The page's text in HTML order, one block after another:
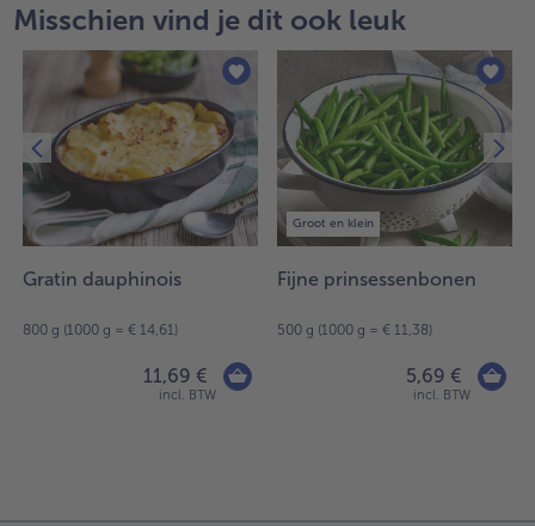
Misschien vind je dit ook leuk
Gratin dauphinois
800 g (1000 g = € 14,61)
11,69 €
incl. BTW
Groot en klein
Fijne prinsessenbonen
500 g (1000 g = € 11,38)
5,69 €
incl. BTW